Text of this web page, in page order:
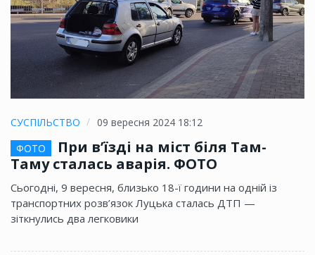
СУСПІЛЬСТВО
09 вересня 2024 18:12
ФОТО
При в’їзді на міст біля Там-
Таму сталась аварія. ФОТО
Сьогодні, 9 вересня, близько 18-ї години на одній із
транспортних розв’язок Луцька сталась ДТП —
зіткнулись два легковики